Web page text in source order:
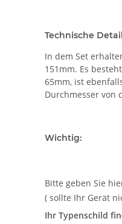
Technische
In dem Set
151mm. Es
65mm, ist
Durchmesser von
Wichtig:
Bitte geben Sie
( sollte Ihr Gerät
Ihr Typenschild